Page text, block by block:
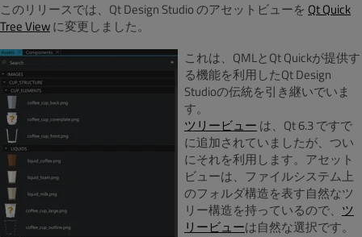
このリリースでは、Qt Design Studio のアセットビューを Qt Quick
Tree Viewに変更しました。
これは、QMLとQt Quickが提供す
る機能を利用したQt Design
Studioの伝統を引き継いでいま
す。
ツリービュー は、Qt 6.3 ですで
に追加されていましたが、つい
にそれを利用します。アセット
ビューは、ファイルシステム上
のフォルダ構造を表す自然なツ
リー構造を持っているので、 ツ
リービューは自然な選択です。